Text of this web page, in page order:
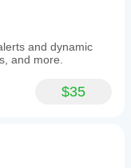
and dynamic
and more.
$35